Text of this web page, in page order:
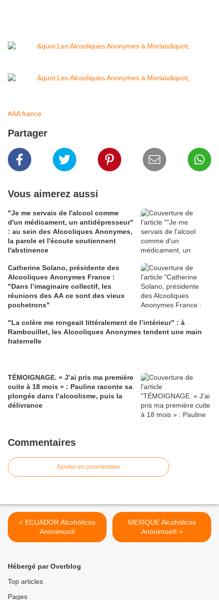
#AA france
Partager
Vous aimerez aussi
"Je me servais de l'alcool comme
d'un médicament, un antidépresseur"
: au sein des Alcooliques Anonymes,
la parole et l'écoute soutiennent
l'abstinence
Catherine Solano, présidente des
Alcooliques Anonymes France :
"Dans l’imaginaire collectif, les
réunions des AA ce sont des vieux
pochetrons"
"La colère me rongeait littéralement de l’intérieur" : à
Rambouillet, les Alcooliques Anonymes tendent une main
fraternelle
TÉMOIGNAGE. « J’ai pris ma première
cuite à 18 mois » : Pauline raconte sa
plongée dans l’alcoolisme, puis la
délivrance
Commentaires
Ajouter un commentaire
< ECUADOR Alcohólicos
Anónimos®
MEXIQUE Alcohólicos
Anónimos® >
Hébergé par Overblog
Top articles
Pages